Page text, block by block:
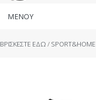
ΜΕΝΟΥ
BΡΙΣΚΕΣΤΕ ΕΔΩ / SPORT&HOME